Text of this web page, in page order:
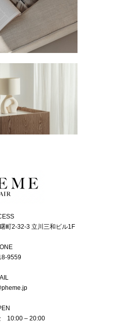
町2-32-3 立川三和ビル1F
9559
10:00 – 20:00